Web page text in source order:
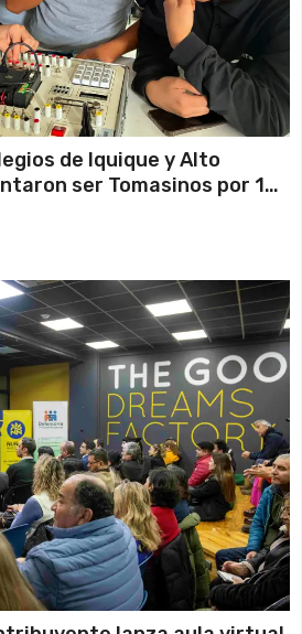
de Iquique y Alto
ser Tomasinos por 1